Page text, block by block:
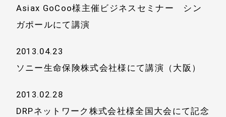
Asiax GoCoo様主催ビジネスセミナー シン
ガポールにて講演
2013.04.23
ソニー生命保険株式会社様にて講演（大阪）
2013.02.28
DRPネットワーク株式会社様全国大会にて記念